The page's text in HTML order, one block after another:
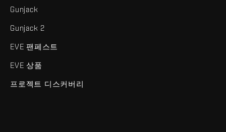
Gunjack
Gunjack 2
EVE 팬페스트
EVE 상품
프로젝트 디스커버리